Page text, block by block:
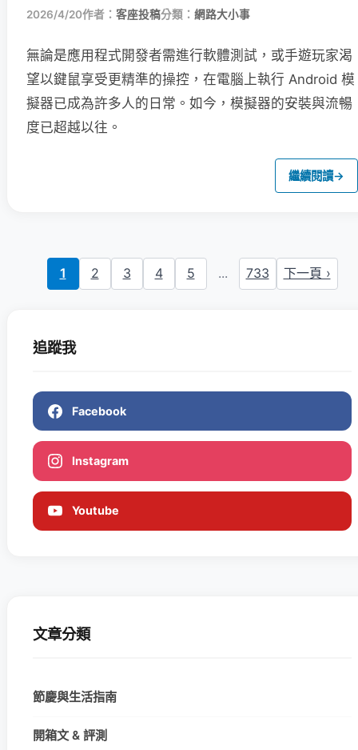
2026/4/20作者： 客座投稿分類： 網路大小事
無論是應用程式開發者需進行軟體測試，或手遊玩家渴
望以鍵鼠享受更精準的操控，在電腦上執行 Android 模
擬器已成為許多人的日常。如今，模擬器的安裝與流暢
度已超越以往。
繼續閱讀→
1 2 3 4 5 ... 733 下一頁 ›
追蹤我
Facebook
Instagram
Youtube
文章分類
節慶與生活指南
開箱文 & 評測